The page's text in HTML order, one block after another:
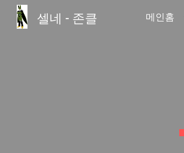
셀네 - 존클 메인홈